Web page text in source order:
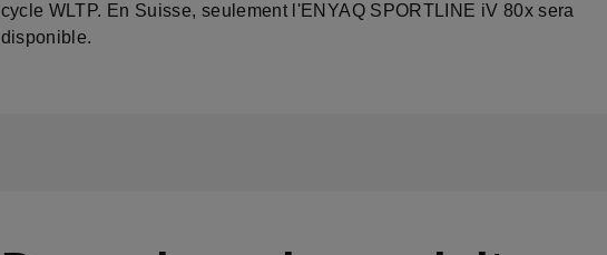
cycle WLTP. En Suisse, seulement l'ENYAQ SPORTLINE iV 80x sera
disponible.